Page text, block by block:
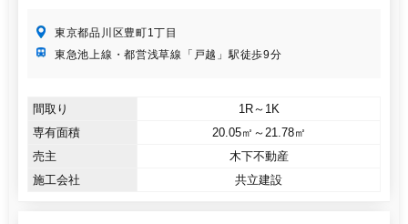
東京都品川区豊町1丁目
東急池上線・都営浅草線「戸越」駅徒歩9分
間取り
1R～1K
専有面積
20.05㎡～21.78㎡
売主
木下不動産
施工会社
共立建設